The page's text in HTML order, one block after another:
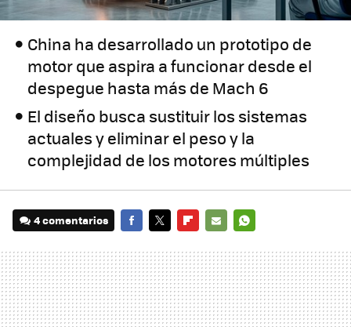
China ha desarrollado un prototipo de
motor que aspira a funcionar desde el
despegue hasta más de Mach 6
El diseño busca sustituir los sistemas
actuales y eliminar el peso y la
complejidad de los motores múltiples
4 comentarios
MAIL